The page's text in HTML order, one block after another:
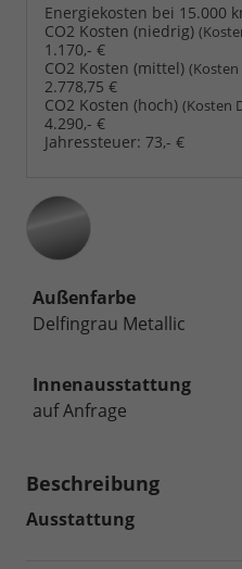
Energiekosten bei 15.000
CO2 Kosten (niedrig)
1.170,- €
CO2 Kosten (mittel) (Kosten
2.778,75 €
CO2 Kosten (hoch) (Kosten
4.290,- €
Jahressteuer: 73,- €
Außenfarbe
Delfingrau Metallic
Innenausstattung
auf Anfrage
Beschreibung
Ausstattung